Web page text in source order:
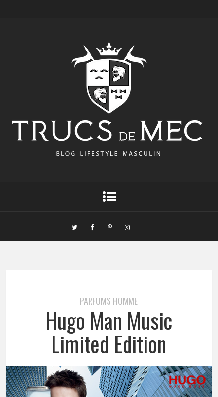
PARFUMS HOMME
Hugo Man Music
Limited Edition